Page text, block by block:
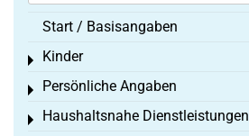
Start / Basisangaben
Kinder
Toggle menu
Persönliche Angaben
Toggle menu
Haushaltsnahe Dienstleistungen
Toggle menu